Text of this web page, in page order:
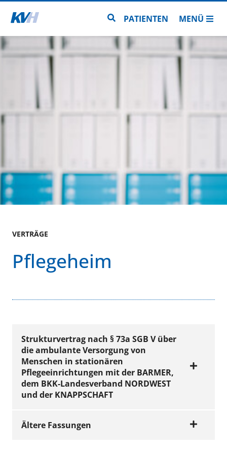
Zur Startseite Zur Seitensuche
PATIENTEN MENÜ
VERTRÄGE
Pflegeheim
Strukturvertrag nach § 73a SGB V über
die ambulante Versorgung von
Menschen in stationären
Pflegeeinrichtungen mit der BARMER,
dem BKK-Landesverband NORDWEST
und der KNAPPSCHAFT
Ältere Fassungen